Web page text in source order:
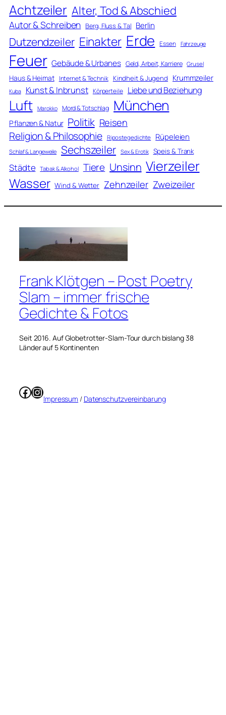
Achtzeiler Alter, Tod & Abschied
Autor & Schreiben Berg, Fluss & Tal Berlin
Dutzendzeiler Einakter Erde Essen Fahrzeuge
Feuer Gebäude & Urbanes Geld, Arbeit, Karriere Grusel
Haus & Heimat Internet & Technik Kindheit & Jugend Krummzeiler
Kuba Kunst & Inbrunst Körperteile Liebe und Beziehung
Luft Marokko Mord & Totschlag München
Pflanzen & Natur Politik Reisen
Religion & Philosophie Ripostegedichte Rüpeleien
Schlaf & Langeweile Sechszeiler Sex & Erotik Speis & Trank
Städte Tabak & Alkohol Tiere Unsinn Vierzeiler
Wasser Wind & Wetter Zehnzeiler Zweizeiler
Frank Klötgen – Post Poetry
Slam – immer frische
Gedichte & Fotos
Seit 2016. Auf Globetrotter-Slam-Tour durch bislang 38
Länder auf 5 Kontinenten
Facebook
Instagram
Impressum / Datenschutzvereinbarung